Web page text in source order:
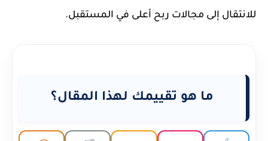
للانتقال إلى مجالات ربح أعلى في المستقبل.
ما هو تقييمك لهذا المقال؟